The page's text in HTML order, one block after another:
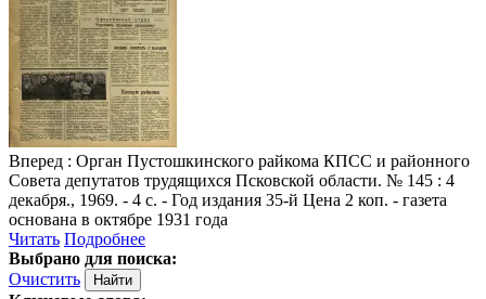
Вперед : Орган Пустошкинского райкома КПСС и районного
Совета депутатов трудящихся Псковской области. № 145 : 4
декабря., 1969. - 4 с. - Год издания 35-й Цена 2 коп. - газета
основана в октябре 1931 года
Читать Подробнее
Выбрано для поиска:
Очистить